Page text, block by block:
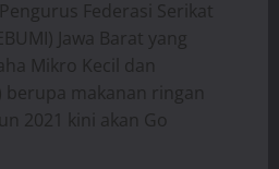
Pengurus Federasi Serikat
Jawa Barat yang
Mikro Kecil dan
berupa makanan ringan
2021 kini akan Go